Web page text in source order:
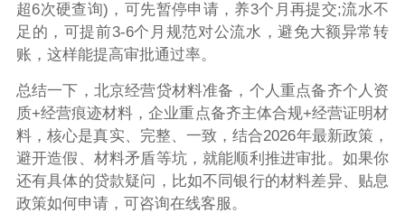
超6次硬查询)，可先暂停申请，养3个月再提交;流水不
足的，可提前3-6个月规范对公流水，避免大额异常转
账，这样能提高审批通过率。
总结一下，北京经营贷材料准备，个人重点备齐个人资
质+经营痕迹材料，企业重点备齐主体合规+经营证明材
料，核心是真实、完整、一致，结合2026年最新政策，
避开造假、材料矛盾等坑，就能顺利推进审批。如果你
还有具体的贷款疑问，比如不同银行的材料差异、贴息
政策如何申请，可咨询在线客服。